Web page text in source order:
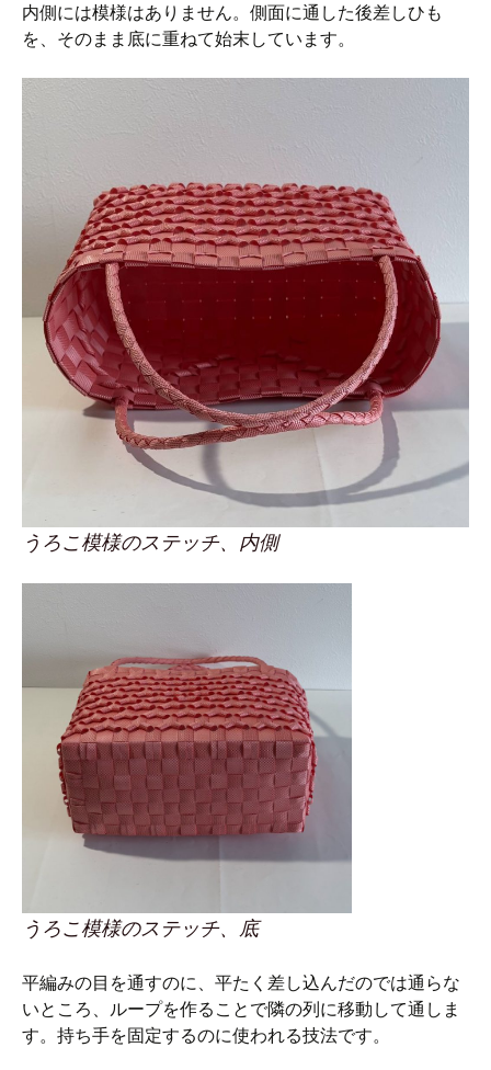
内側には模様はありません。側面に通した後差しひも
を、そのまま底に重ねて始末しています。
うろこ模様のステッチ、内側
うろこ模様のステッチ、底
平編みの目を通すのに、平たく差し込んだのでは通らな
いところ、ループを作ることで隣の列に移動して通しま
す。持ち手を固定するのに使われる技法です。